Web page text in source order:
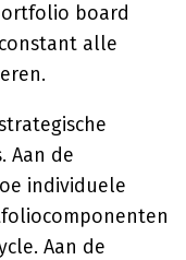
board
alle
Aan de
individuele
Aan de